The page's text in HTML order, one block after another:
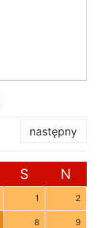
następny
S N
1 2
8 9